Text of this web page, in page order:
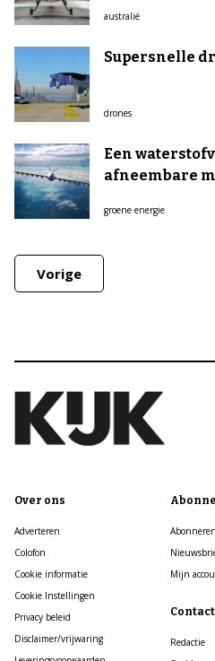
australië
Supersnelle
drones
Een
afneembare
groene energie
Vorige
Over ons
Adverteren
Colofon
Cookie informatie
Cookie Instellingen
Privacy beleid
Disclaimer/vrijwaring
Abonneren
Mijn
Contact
Redactie